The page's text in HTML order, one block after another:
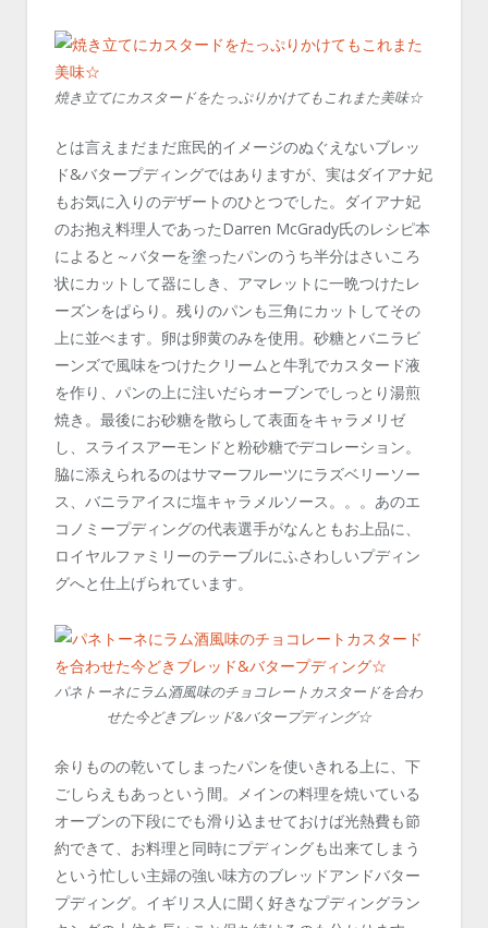
焼き立てにカスタードをたっぷりかけてもこれまた美味☆
とは言えまだまだ庶民的イメージのぬぐえないブレッ
ド&バタープディングではありますが、実はダイアナ妃
もお気に入りのデザートのひとつでした。ダイアナ妃
のお抱え料理人であったDarren McGrady氏のレシピ本
によると～バターを塗ったパンのうち半分はさいころ
状にカットして器にしき、アマレットに一晩つけたレ
ーズンをぱらり。残りのパンも三角にカットしてその
上に並べます。卵は卵黄のみを使用。砂糖とバニラビ
ーンズで風味をつけたクリームと牛乳でカスタード液
を作り、パンの上に注いだらオーブンでしっとり湯煎
焼き。最後にお砂糖を散らして表面をキャラメリゼ
し、スライスアーモンドと粉砂糖でデコレーション。
脇に添えられるのはサマーフルーツにラズベリーソー
ス、バニラアイスに塩キャラメルソース。。。あのエ
コノミープディングの代表選手がなんともお上品に、
ロイヤルファミリーのテーブルにふさわしいプディン
グへと仕上げられています。
パネトーネにラム酒風味のチョコレートカスタードを合わ
せた今どきブレッド&バタープディング☆
余りものの乾いてしまったパンを使いきれる上に、下
ごしらえもあっという間。メインの料理を焼いている
オーブンの下段にでも滑り込ませておけば光熱費も節
約できて、お料理と同時にプディングも出来てしまう
という忙しい主婦の強い味方のブレッドアンドバター
プディング。イギリス人に聞く好きなプディングラン